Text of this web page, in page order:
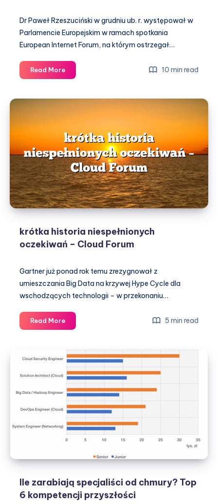
Dr Paweł Rzeszuciński w grudniu ub. r. występował w
Parlamencie Europejskim w ramach spotkania
European Internet Forum, na którym ostrzegał…
Read Morekontrolować
czy
Pawłem
Rzeszucińskim
–
Cloud
10 min read
krótka historia niespełnionych
oczekiwań – Cloud Forum
Gartner już ponad rok temu zrezygnował z
umieszczania Big Data na krzywej Hype Cycle dla
wschodzących technologii – w przekonaniu…
Read Morekrótka
historia
oczekiwań
–
Cloud
Forum
5 min read
Ile zarabiają specjaliści od chmury? Top
6 kompetencji przyszłości